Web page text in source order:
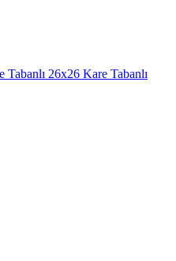
Tabanlı 26x26 Kare Tabanlı